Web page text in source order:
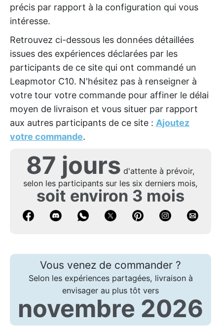
précis par rapport à la configuration qui vous
intéresse.
Retrouvez ci-dessous les données détaillées
issues des expériences déclarées par les
participants de ce site qui ont commandé un
Leapmotor C10. N'hésitez pas à renseigner à
votre tour votre commande pour affiner le délai
moyen de livraison et vous situer par rapport
aux autres participants de ce site : Ajoutez
votre commande.
87 jours d'attente à prévoir,
selon les participants sur les six derniers mois,
soit environ 3 mois
Vous venez de commander ?
Selon les expériences partagées, livraison à
envisager au plus tôt vers
novembre 2026